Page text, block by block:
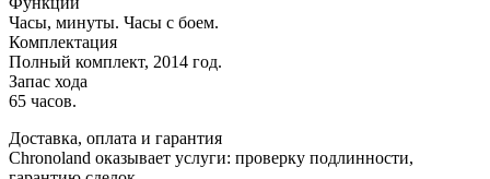
Часы, минуты. Часы с боем.
Комплектация
Полный комплект, 2014 год.
Запас хода
65 часов.
Доставка, оплата и гарантия
Chronoland оказывает услуги: проверку подлинности,